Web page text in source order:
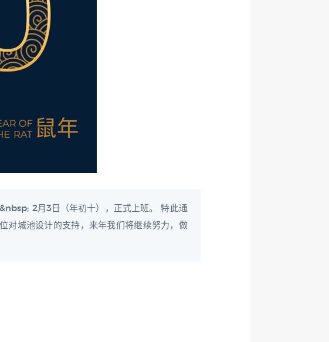
2月3日（年初十），正式上班。 特此通
对城池设计的支持，来年我们将继续努力，做